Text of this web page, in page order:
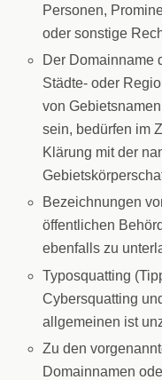
Personen,
oder sonstige
Der Domainname
Städte- oder
von
sein, bedürfen im
Klärung mit der
Bezeichnungen
öffentlichen
ebenfalls zu
Typosquatting
Cybersquatting
allgemeinen ist
Zu den
Domainnamen